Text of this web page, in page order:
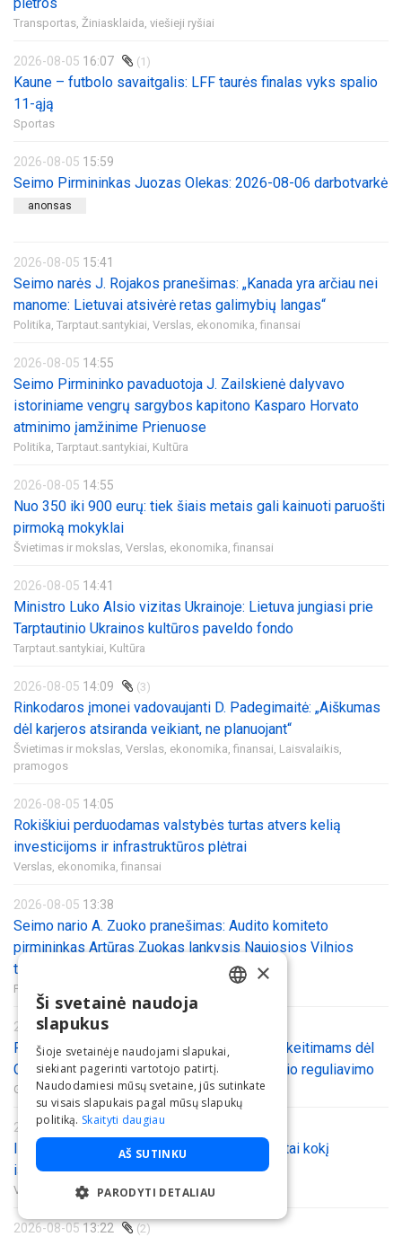
Transportas, Žiniasklaida, viešieji ryšiai
2026-08-05 16:07 (1)
Kaune – futbolo savaitgalis: LFF taurės finalas vyks spalio
11-ąją
Sportas
2026-08-05 15:59
Seimo Pirmininkas Juozas Olekas: 2026-08-06 darbotvarkė
anonsas
2026-08-05 15:41
Seimo narės J. Rojakos pranešimas: „Kanada yra arčiau nei
manome: Lietuvai atsivėrė retas galimybių langas“
Politika, Tarptaut.santykiai, Verslas, ekonomika, finansai
2026-08-05 14:55
Seimo Pirmininko pavaduotoja J. Zailskienė dalyvavo
istoriniame vengrų sargybos kapitono Kasparo Horvato
atminimo įamžinime Prienuose
Politika, Tarptaut.santykiai, Kultūra
2026-08-05 14:55
Nuo 350 iki 900 eurų: tiek šiais metais gali kainuoti paruošti
pirmoką mokyklai
Švietimas ir mokslas, Verslas, ekonomika, finansai
2026-08-05 14:41
Ministro Luko Alsio vizitas Ukrainoje: Lietuva jungiasi prie
Tarptautinio Ukrainos kultūros paveldo fondo
Tarptaut.santykiai, Kultūra
2026-08-05 14:09 (3)
Rinkodaros įmonei vadovaujanti D. Padegimaitė: „Aiškumas
dėl karjeros atsiranda veikiant, ne planuojant“
Švietimas ir mokslas, Verslas, ekonomika, finansai, Laisvalaikis,
pramogos
2026-08-05 14:05
Rokiškiui perduodamas valstybės turtas atvers kelią
investicijoms ir infrastruktūros plėtrai
Verslas, ekonomika, finansai
2026-08-05 13:38
Seimo nario A. Zuoko pranešimas: Audito komiteto
pirmininkas Artūras Zuokas lankysis Naujosios Vilnios
teritorijoje įrengtame sąvartyne
Politika,
2026-08-0513:34
Pritarta Klimato kaitos valdymo įstatymo pakeitimams dėl
CO2 transportavimo infrastruktūros aiškesnio reguliavimo
Gamta, aplinkosauga
2026-08-05 13:26 (6)
Išmanieji baldai stebina Lietuvos pirkėjus: štai kokį
išgraibsto pirmiausia
Verslas, ekonomika, finansai, Prekyba
2026-08-0513:22 (2)
×
Ši svetainė naudoja
slapukus
Šioje svetainėje naudojami slapukai,
siekiant pagerinti vartotojo patirtį.
Naudodamiesi mūsų svetaine, jūs sutinkate
su visais slapukais pagal mūsų slapukų
politiką. Skaityti daugiau
AŠ SUTINKU
PARODYTI DETALIAU
BŪTINIEJI